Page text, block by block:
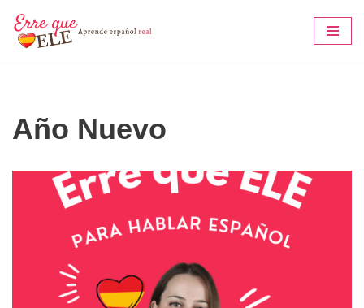
Saltar
Año Nuevo